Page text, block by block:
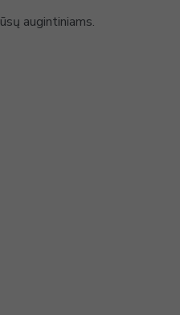
augintiniams.